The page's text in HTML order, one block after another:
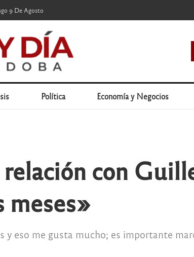
9 De Agosto
Política Economía y Negocios
con
meses»
eso me gusta mucho; es importante